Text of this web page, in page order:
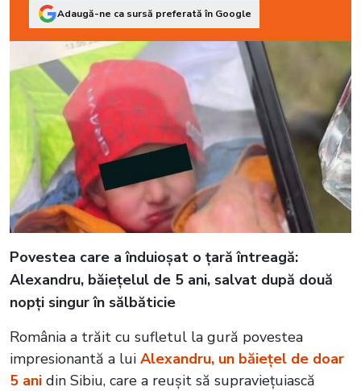
Adaugă-ne ca sursă preferată în Google
Povestea care a înduioșat o țară întreagă:
Alexandru, băiețelul de 5 ani, salvat după două
nopți singur în sălbăticie
România a trăit cu sufletul la gură povestea
impresionantă a lui Alexandru, un băiețel de doar
5 ani din Sibiu, care a reușit să supraviețuiască